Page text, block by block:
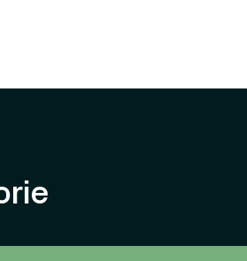
dyktighet er
i 2011 av Geir og Ann-Kristin
og anleggsledelse, HSV/LFS og